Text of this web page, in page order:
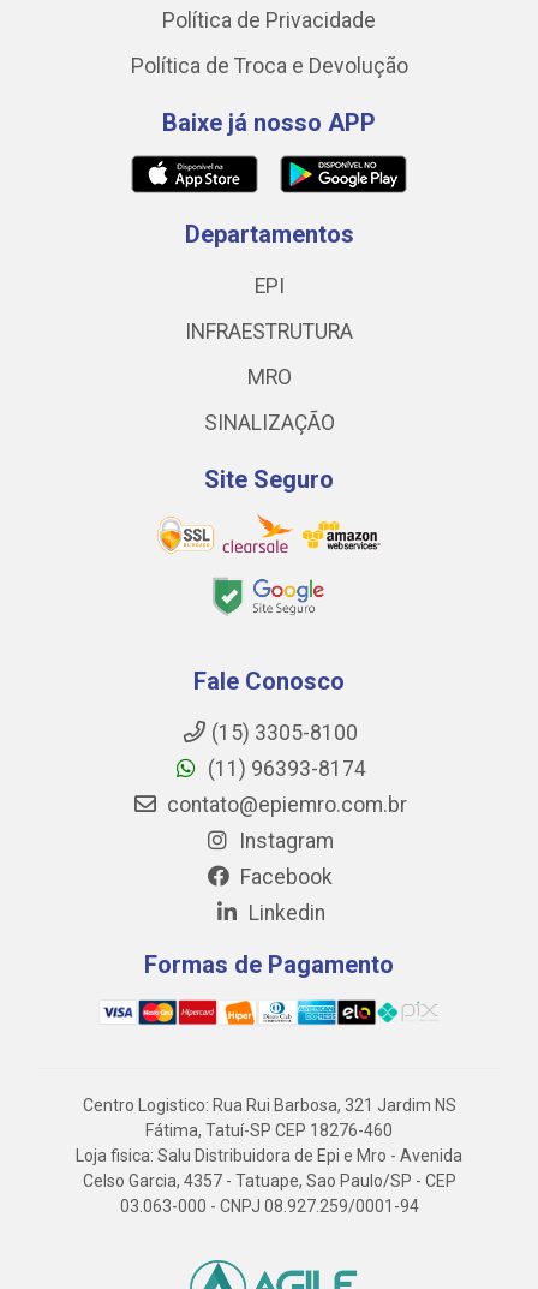
Política de Privacidade
Política de Troca e Devolução
Baixe já nosso APP
Departamentos
EPI
INFRAESTRUTURA
MRO
SINALIZAÇÃO
Site Seguro
Fale Conosco
(15) 3305-8100
(11) 96393-8174
contato@epiemro.com.br
Instagram
Facebook
Linkedin
Formas de Pagamento
Centro Logistico: Rua Rui Barbosa, 321 Jardim NS
Fátima, Tatuí-SP CEP 18276-460
Loja fisica: Salu Distribuidora de Epi e Mro - Avenida
Celso Garcia, 4357 - Tatuape, Sao Paulo/SP - CEP
03.063-000 - CNPJ 08.927.259/0001-94